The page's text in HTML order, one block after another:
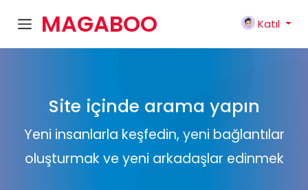
MAGABOO
Katıl
Site içinde arama yapın
Yeni insanlarla keşfedin, yeni bağlantılar
oluşturmak ve yeni arkadaşlar edinmek